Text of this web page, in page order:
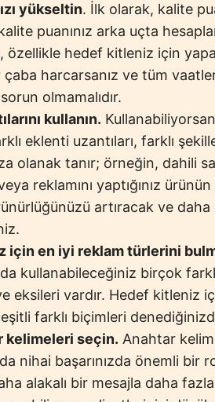
yükseltin. İlk olarak, kalite
puanınız arka uçta
özellikle hedef kitleniz için
harcarsanız ve tüm
olmamalıdır.
kullanın.
eklenti uzantıları, farklı
olanak tanır; örneğin, dahili
reklamını yaptığınız
artıracak ve
için en iyi reklam türlerini
kullanabileceğiniz birçok
eksileri vardır. Hedef kitleniz
farklı biçimleri
kelimeleri seçin. Anahtar
nihai başarınızda önemli bir
alakalı bir mesajla daha